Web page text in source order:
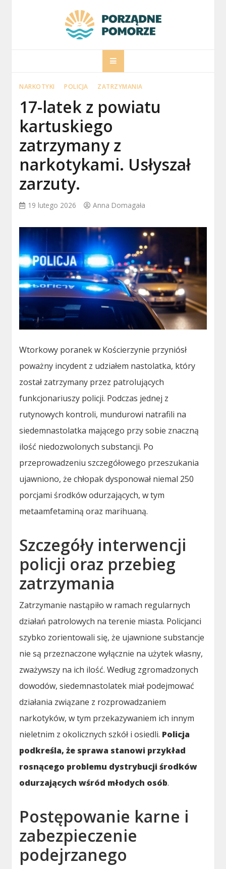
Informacje na temat Pomorza
NARKOTYKI POLICJA ZATRZYMANIA
17-latek z powiatu
kartuskiego
zatrzymany z
narkotykami. Usłyszał
zarzuty.
19 lutego 2026 Anna Domagała
Wtorkowy poranek w Kościerzynie przyniósł
poważny incydent z udziałem nastolatka, który
został zatrzymany przez patrolujących
funkcjonariuszy policji. Podczas jednej z
rutynowych kontroli, mundurowi natrafili na
siedemnastolatka mającego przy sobie znaczną
ilość niedozwolonych substancji. Po
przeprowadzeniu szczegółowego przeszukania
ujawniono, że chłopak dysponował niemal 250
porcjami środków odurzających, w tym
metaamfetaminą oraz marihuaną.
Szczegóły interwencji
policji oraz przebieg
zatrzymania
Zatrzymanie nastąpiło w ramach regularnych
działań patrolowych na terenie miasta. Policjanci
szybko zorientowali się, że ujawnione substancje
nie są przeznaczone wyłącznie na użytek własny,
zważywszy na ich ilość. Według zgromadzonych
dowodów, siedemnastolatek miał podejmować
działania związane z rozprowadzaniem
narkotyków, w tym przekazywaniem ich innym
nieletnim z okolicznych szkół i osiedli. Policja
podkreśla, że sprawa stanowi przykład
rosnącego problemu dystrybucji środków
odurzających wśród młodych osób.
Postępowanie karne i
zabezpieczenie
podejrzanego